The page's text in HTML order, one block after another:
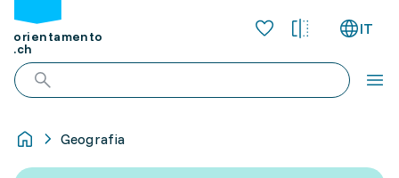
orientamento
.ch
IT
Geografia